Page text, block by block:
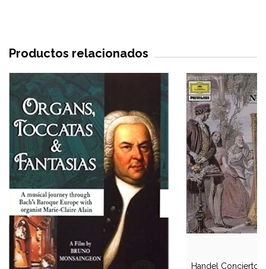
Productos relacionados
Handel Concierto